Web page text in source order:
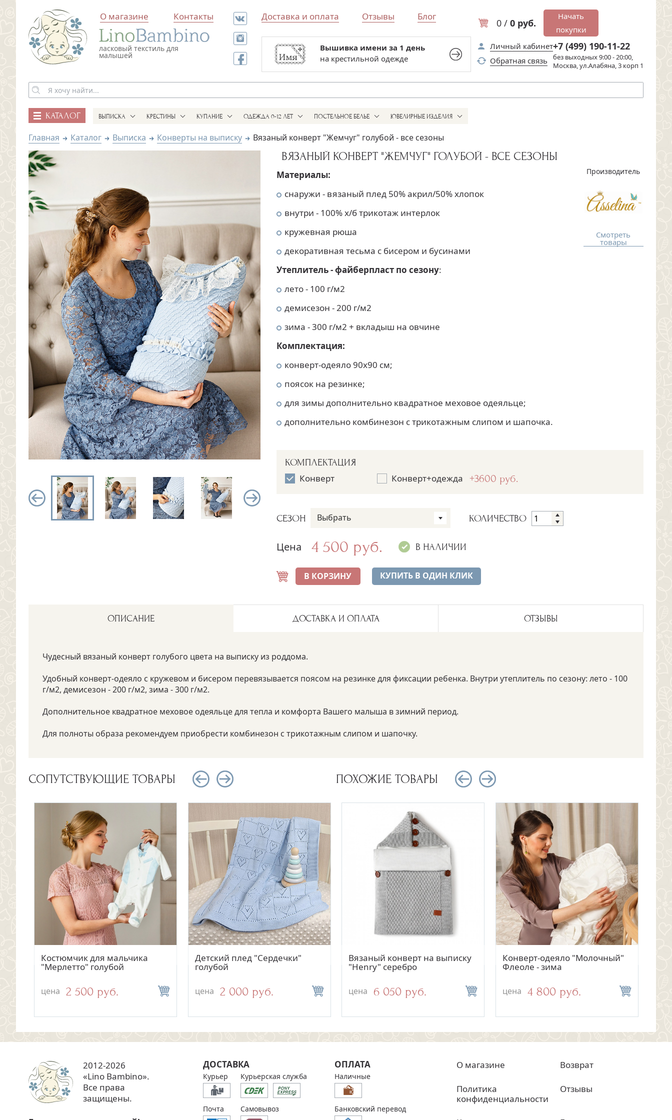
ласковый текстиль для
малышей
О магазине Контакты Доставка и оплата Отзывы Блог
0 / 0 руб.
Начать
покупки
Все для выписки и крестин
в одном магазине
Вышивка имени за 1 день
на крестильной одежде
Личный кабинет
Обратная связь
+7 (499) 190-11-22
без выходных 9:00 - 20:00,
Москва, ул.Алабяна, 3 корп 1
КАТАЛОГ ВЫПИСКА КРЕСТИНЫ КУПАНИЕ ОДЕЖДА 0-12 ЛЕТ ПОСТЕЛЬНОЕ БЕЛЬЕ ЮВЕЛИРНЫЕ ИЗДЕЛИЯ
Главная Каталог Выписка Конверты на выписку Вязаный конверт "Жемчуг" голубой - все сезоны
ВЯЗАНЫЙ КОНВЕРТ "ЖЕМЧУГ" ГОЛУБОЙ - ВСЕ СЕЗОНЫ
Материалы:
снаружи - вязаный плед 50% акрил/50% хлопок
внутри - 100% х/б трикотаж интерлок
кружевная рюша
декоративная тесьма с бисером и бусинами
Утеплитель -файберпласт по сезону:
лето - 100 г/м2
демисезон - 200 г/м2
зима - 300 г/м2 + вкладыш на овчине
Комплектация:
конверт-одеяло 90х90 см;
поясок на резинке;
для зимы дополнительно квадратное меховое одеяльце;
дополнительно комбинезон с трикотажным слипом и шапочка.
Производитель
Смотреть
товары
КОМПЛЕКТАЦИЯ
Конверт Конверт+одежда +3600 руб.
СЕЗОН Выбрать КОЛИЧЕСТВО
Цена 4 500 руб. В НАЛИЧИИ
В КОРЗИНУ КУПИТЬ В ОДИН КЛИК
ОПИСАНИЕ ДОСТАВКА И ОПЛАТА ОТЗЫВЫ
Чудесный вязаный конверт голубого цвета на выписку из роддома.
Удобный конверт-одеяло с кружевом и бисером перевязывается поясом на резинке для фиксации ребенка. Внутри утеплитель по сезону: лето - 100
г/м2, демисезон - 200 г/м2, зима - 300 г/м2.
Дополнительное квадратное меховое одеяльце для тепла и комфорта Вашего малыша в зимний период.
Для полноты образа рекомендуем приобрести комбинезон с трикотажным слипом и шапочку.
СОПУТСТВУЮЩИЕ ТОВАРЫ
Быстрый просмотр
Костюмчик для мальчика
"Мерлетто" голубой
цена 2 500 руб.
Быстрый просмотр
Детский плед "Сердечки"
голубой
цена 2 000 руб.
Быстрый просмотр
Вязаный комбинезон
"Косички" голубой
цена 2 300 руб.
Быстрый просмотр
Костюмчик для мальчика
"Мерлетто" голубой
цена 2 500 руб.
ПОХОЖИЕ ТОВАРЫ
Быстрый просмотр
Конверт-одеяло "Мерлетто"
зефир - все сезоны
цена 6 000 руб.
Быстрый просмотр
Зимний конверт на выписку
"Пуф", парламент
цена 9 400 руб.
Быстрый просмотр
Вязаный конверт на выписку
"Henry" серебро
цена 6 050 руб.
Быстрый просмотр
Конверт-одеяло "Молочный"
Флеоле - зима
цена 4 800 руб.
2012-2026
«Lino Bambino».
Все права
защищены.
ДОСТАВКА
Курьер Курьерская служба
Почта Самовывоз
ОПЛАТА
Наличные
Банковский перевод
О магазине Возврат
Политика
конфиденциальности
Отзывы